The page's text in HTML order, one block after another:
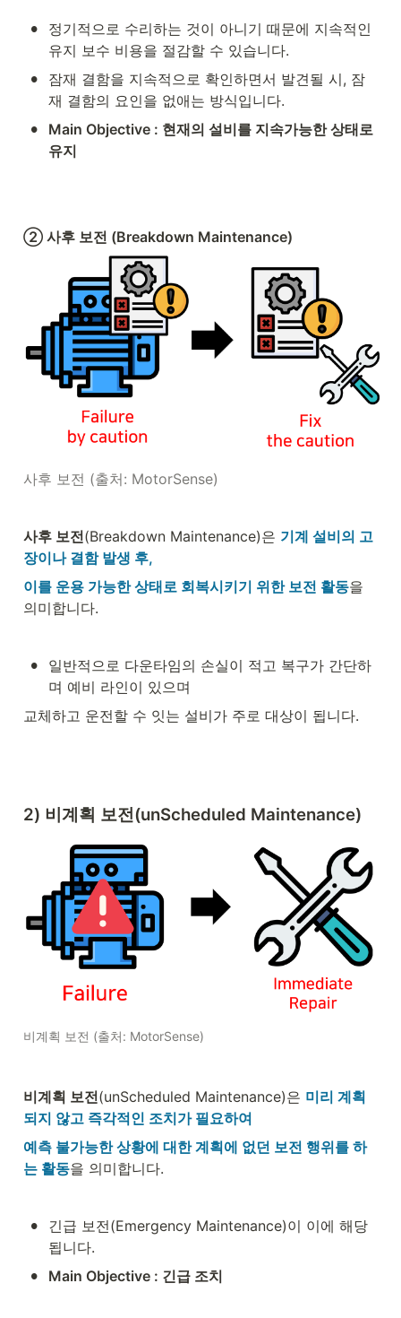
•
정기적으로 수리하는 것이 아니기 때문에 지속적인
유지 보수 비용을 절감할 수 있습니다.
•
잠재 결함을 지속적으로 확인하면서 발견될 시, 잠
재 결함의 요인을 없애는 방식입니다.
•
Main Objective : 현재의 설비를 지속가능한 상태로
유지
② 사후 보전 (Breakdown Maintenance)
사후 보전 (출처: MotorSense)
사후 보전(Breakdown Maintenance)은 기계 설비의 고
장이나 결함 발생 후,
이를 운용 가능한 상태로 회복시키기 위한 보전 활동을
의미합니다.
•
일반적으로 다운타임의 손실이 적고 복구가 간단하
며 예비 라인이 있으며
교체하고 운전할 수 잇는 설비가 주로 대상이 됩니다.
2) 비계획 보전(unScheduled Maintenance)
비계획 보전 (출처: MotorSense)
비계획 보전(unScheduled Maintenance)은 미리 계획
되지 않고 즉각적인 조치가 필요하여
예측 불가능한 상황에 대한 계획에 없던 보전 행위를 하
는 활동을 의미합니다.
•
긴급 보전(Emergency Maintenance)이 이에 해당
됩니다.
• Main Objective : 긴급 조치